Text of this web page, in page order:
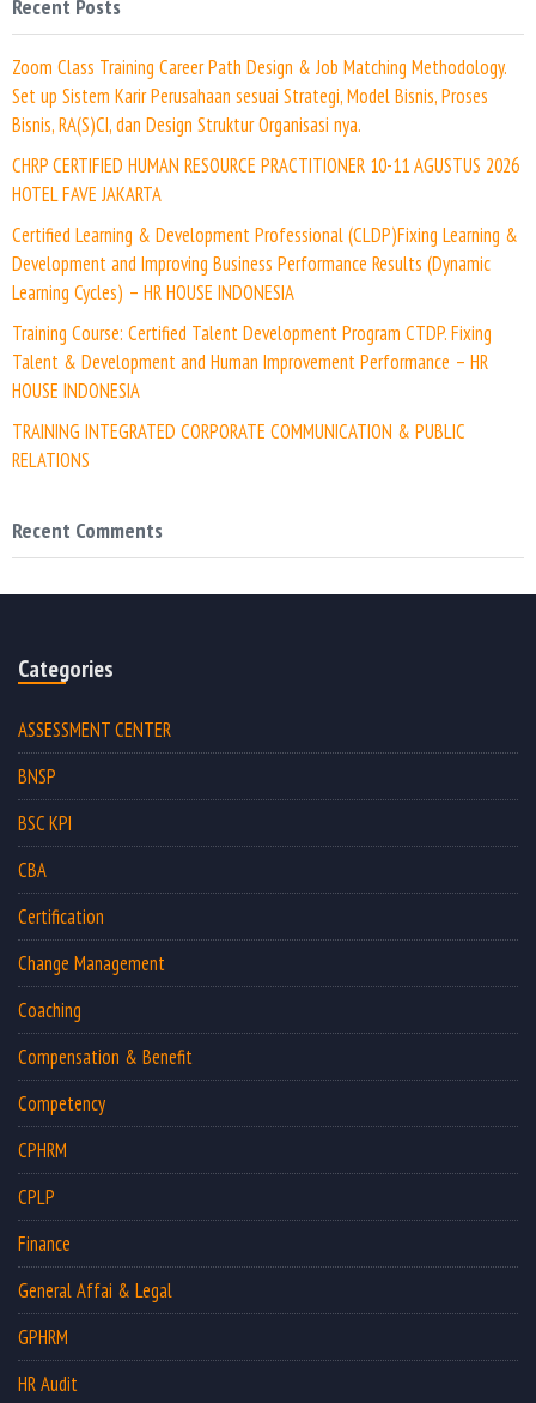
Recent Posts
Zoom Class Training Career Path Design & Job Matching Methodology.
Set up Sistem Karir Perusahaan sesuai Strategi, Model Bisnis, Proses
Bisnis, RA(S)CI, dan Design Struktur Organisasi nya.
CHRP CERTIFIED HUMAN RESOURCE PRACTITIONER 10-11 AGUSTUS 2026
HOTEL FAVE JAKARTA
Certified Learning & Development Professional (CLDP)Fixing Learning &
Development and Improving Business Performance Results (Dynamic
Learning Cycles) – HR HOUSE INDONESIA
Training Course: Certified Talent Development Program CTDP. Fixing
Talent & Development and Human Improvement Performance – HR
HOUSE INDONESIA
TRAINING INTEGRATED CORPORATE COMMUNICATION & PUBLIC
RELATIONS
Recent Comments
Categories
ASSESSMENT CENTER
BNSP
BSC KPI
CBA
Certification
Change Management
Coaching
Compensation & Benefit
Competency
CPHRM
CPLP
Finance
General Affai & Legal
GPHRM
HR Audit